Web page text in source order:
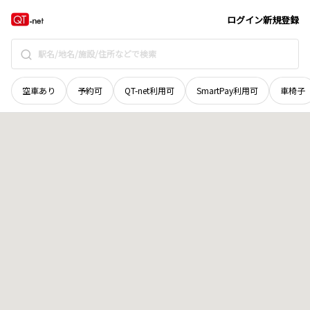
ログイン新規登録
空車あり 予約可 QT-net利用可 SmartPay利用可 車椅子
滋賀県